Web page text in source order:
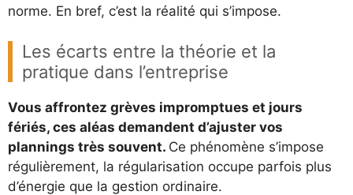
norme. En bref, c’est la réalité qui s’impose.
Les écarts entre la théorie et la
pratique dans l’entreprise
Vous affrontez grèves impromptues et jours
fériés, ces aléas demandent d’ajuster vos
plannings très souvent. Ce phénomène s’impose
régulièrement, la régularisation occupe parfois plus
d’énergie que la gestion ordinaire.